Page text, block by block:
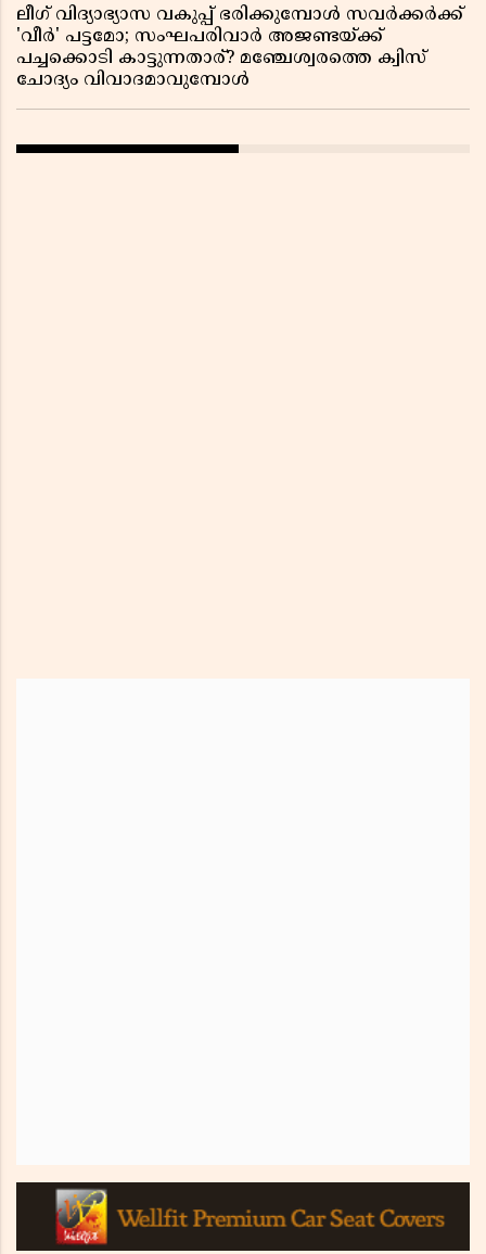
ലീഗ് വിദ്യാഭ്യാസ വകുപ്പ് ഭരിക്കുമ്പോൾ സവർക്കർക്ക്
'വീർ' പട്ടമോ; സംഘപരിവാർ അജണ്ടയ്ക്ക്
പച്ചക്കൊടി കാട്ടുന്നതാര്? മഞ്ചേശ്വരത്തെ ക്വിസ്
ചോദ്യം വിവാദമാവുമ്പോൾ